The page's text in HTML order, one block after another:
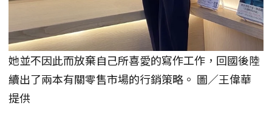
她並不因此而放棄自己所喜愛的寫作工作，回國後陸
續出了兩本有關零售市場的行銷策略。 圖／王偉華
提供